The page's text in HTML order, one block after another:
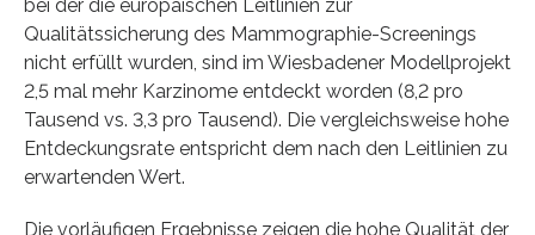
bei der die europäischen Leitlinien zur
Qualitätssicherung des Mammographie-Screenings
nicht erfüllt wurden, sind im Wiesbadener Modellprojekt
2,5 mal mehr Karzinome entdeckt worden (8,2 pro
Tausend vs. 3,3 pro Tausend). Die vergleichsweise hohe
Entdeckungsrate entspricht dem nach den Leitlinien zu
erwartenden Wert.
Die vorläufigen Ergebnisse zeigen die hohe Qualität der